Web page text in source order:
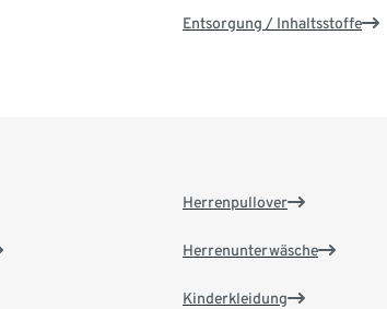
Entsorgung / Inhaltsstoffe
Herrenpullover
Herrenunterwäsche
Kinderkleidung